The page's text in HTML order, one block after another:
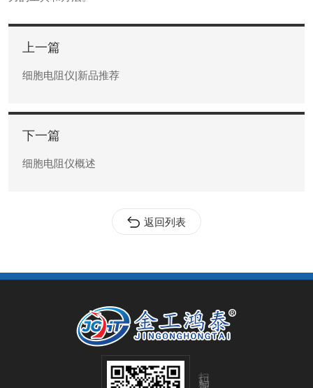
上一篇
细胞电阻仪|新品推荐
下一篇
细胞电阻仪概述
返回列表
扫码加微信